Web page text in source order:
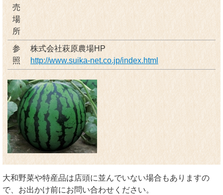
売
場
所
参
照
株式会社萩原農場HP
http://www.suika-net.co.jp/index.html
大和野菜や特産品は店頭に並んでいない場合もありますの
で、お出かけ前にお問い合わせください。